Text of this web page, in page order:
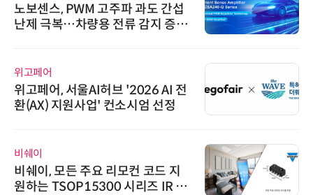
노보센스, PWM 고주파 과도 간섭
난제 극복…차량용 전류 감지 증폭
위고페어
위고페어, 서울AI허브 '2026 AI 전
환(AX) 지원사업' 컨소시엄 선정
비쉐이
비쉐이, 모든 주요 리모컨 코드 지
원하는 TSOP15300 시리즈 IR 수